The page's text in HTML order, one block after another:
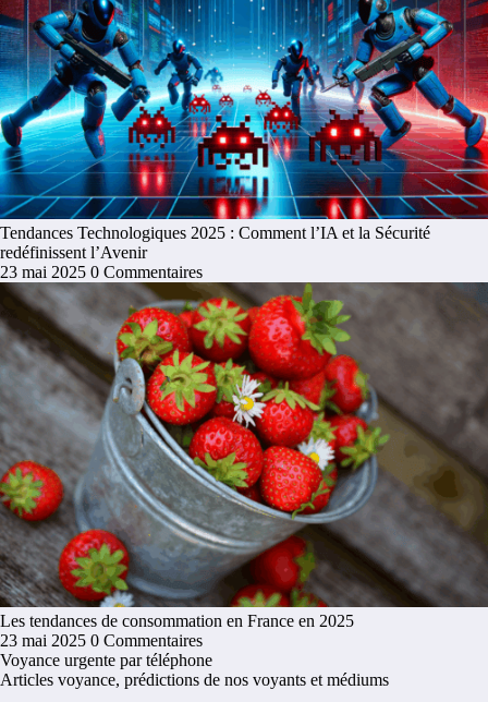
Tendances Technologiques 2025 : Comment l’IA et la Sécurité
redéfinissent l’Avenir
23 mai 2025 0 Commentaires
Les tendances de consommation en France en 2025
23 mai 2025 0 Commentaires
Voyance urgente par téléphone
Articles voyance, prédictions de nos voyants et médiums